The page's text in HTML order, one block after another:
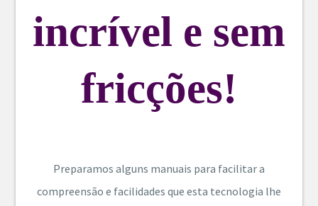
incrível e sem
fricções!
Preparamos alguns manuais para facilitar a
compreensão e facilidades que esta tecnologia lhe